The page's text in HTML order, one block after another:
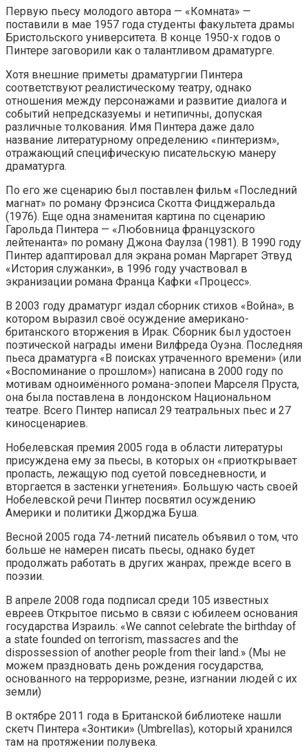
Первую пьесу молодого автора — «Комната» —
поставили в мае 1957 года студенты факультета драмы
Бристольского университета. В конце 1950-х годов о
Пинтере заговорили как о талантливом драматурге.
Хотя внешние приметы драматургии Пинтера
соответствуют реалистическому театру, однако
отношения между персонажами и развитие диалога и
событий непредсказуемы и нетипичны, допуская
различные толкования. Имя Пинтера даже дало
название литературному определению «пинтеризм»,
отражающий специфическую писательскую манеру
драматурга.
По его же сценарию был поставлен фильм «Последний
магнат» по роману Фрэнсиса Скотта Фицджеральда
(1976). Еще одна знаменитая картина по сценарию
Гарольда Пинтера — «Любовница французского
лейтенанта» по роману Джона Фаулза (1981). В 1990 году
Пинтер адаптировал для экрана роман Маргарет Этвуд
«История служанки», в 1996 году участвовал в
экранизации романа Франца Кафки «Процесс».
В 2003 году драматург издал сборник стихов «Война», в
котором выразил своё осуждение американо-
британского вторжения в Ирак. Сборник был удостоен
поэтической награды имени Вилфреда Оуэна. Последняя
пьеса драматурга «В поисках утраченного времени» (или
«Воспоминание о прошлом») написана в 2000 году по
мотивам одноимённого романа-эпопеи Марселя Пруста,
она была поставлена в лондонском Национальном
театре. Всего Пинтер написал 29 театральных пьес и 27
киносценариев.
Нобелевская премия 2005 года в области литературы
присуждена ему за пьесы, в которых он «приоткрывает
пропасть, лежащую под суетой повседневности, и
вторгается в застенки угнетения». Большую часть своей
Нобелевской речи Пинтер посвятил осуждению
Америки и политики Джорджа Буша.
Весной 2005 года 74-летний писатель объявил о том, что
больше не намерен писать пьесы, однако будет
продолжать работать в других жанрах, прежде всего в
поэзии.
В апреле 2008 года подписал среди 105 известных
евреев Открытое письмо в связи с юбилеем основания
государства Израиль: «We cannot celebrate the birthday of
a state founded on terrorism, massacres and the
dispossession of another people from their land.» (Мы не
можем праздновать день рождения государства,
основанного на терроризме, резне, изгнании людей с их
земли)
В октябре 2011 года в Британской библиотеке нашли
скетч Пинтера «Зонтики» (Umbrellas), который хранился
там на протяжении полувека.